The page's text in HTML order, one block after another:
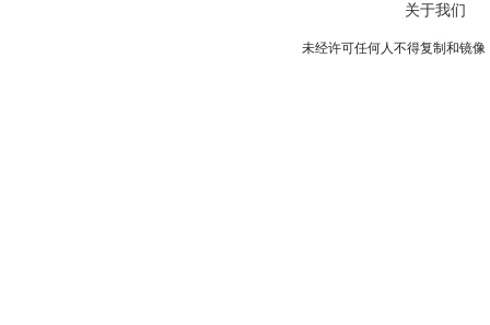
关于我们
未经许可任何人不得复制和镜